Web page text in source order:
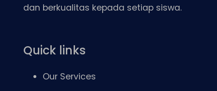
dan berkualitas kepada setiap siswa.
Quick links
Our Services